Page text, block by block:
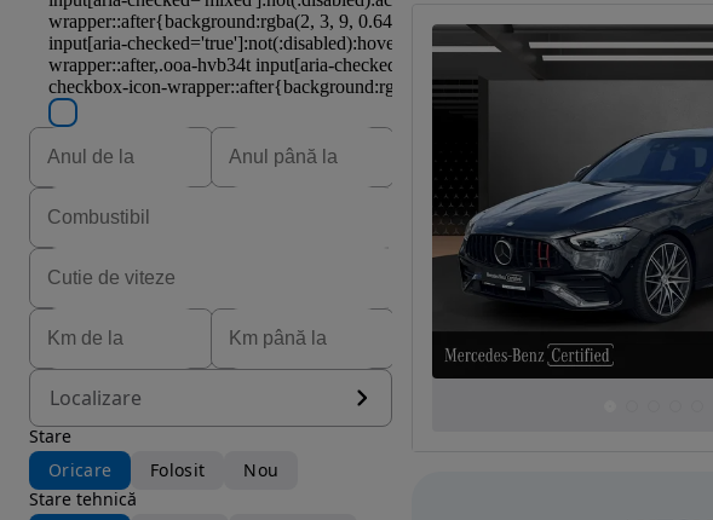
Localizare
Stare
Oricare
Folosit
Nou
Stare tehnică